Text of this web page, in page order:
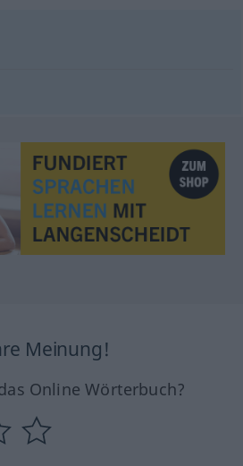
Meinung!
Online Wörterbuch?